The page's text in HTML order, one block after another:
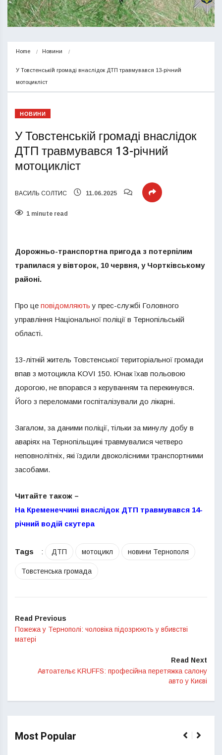
Home Новини
У Товстенській громаді внаслідок ДТП травмувався 13-річний
мотоцикліст
НОВИНИ
У Товстенській громаді внаслідок
ДТП травмувався 13-річний
мотоцикліст
ВАСИЛЬ СОЛТИС 11.06.2025
1 minute read
Дорожньо-транспортна пригода з потерпілим
трапилася у вівторок, 10 червня, у Чортківському
районі.
Про це повідомляють у прес-службі Головного
управління Національної поліції в Тернопільській
області.
13-літній житель Товстенської територіальної громади
впав з мотоцикла KOVI 150. Юнак їхав польовою
дорогою, не впорався з керуванням та перекинувся.
Його з переломами госпіталізували до лікарні.
Загалом, за даними поліції, тільки за минулу добу в
аваріях на Тернопільщині травмувалися четверо
неповнолітніх, які їздили двоколісними транспортними
засобами.
Читайте також –
На Кременеччині внаслідок ДТП травмувався 14-
річний водій скутера
Tags : ДТП мотоцикл новини Тернополя
Товстенська громада
Read Previous
Пожежа у Тернополі: чоловіка підозрюють у вбивстві
матері
Read Next
Автоательє KRUFFS: професійна перетяжка салону
авто у Києві
Most Popular